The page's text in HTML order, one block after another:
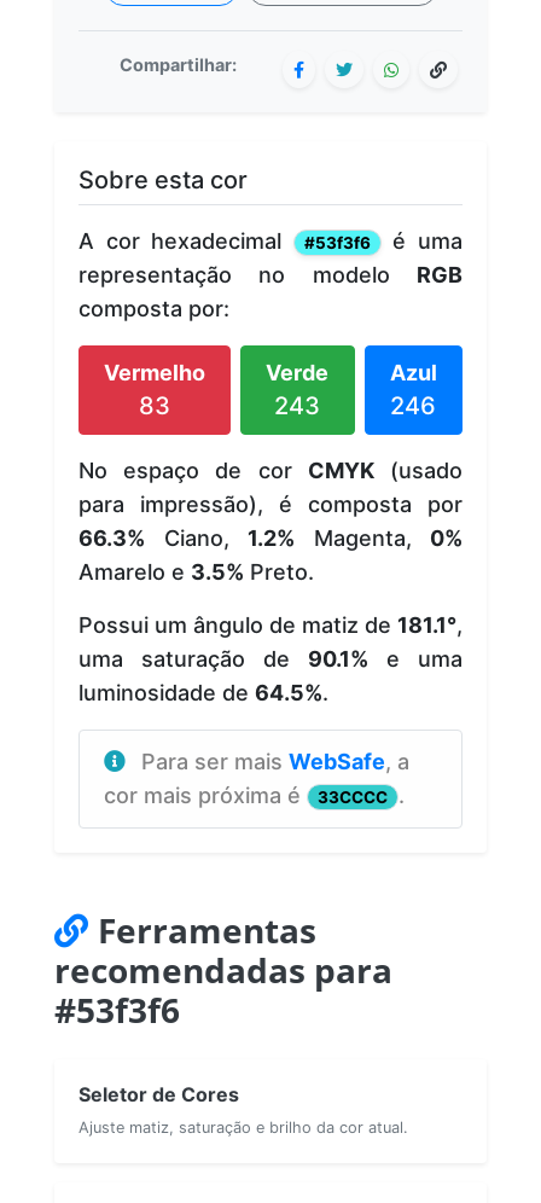
Compartilhar:
Sobre esta cor
A cor hexadecimal #53f3f6 é uma
representação no modelo RGB
composta por:
Vermelho
83
Verde
243
Azul
246
No espaço de cor CMYK(usado
para impressão), é composta por
66.3% Ciano, 1.2% Magenta, 0%
Amarelo e 3.5% Preto.
Possui um ângulo de matiz de 181.1°,
uma saturação de 90.1% e uma
luminosidade de 64.5%.
Para ser mais WebSafe, a
cor mais próxima é
33CCCC .
Ferramentas
recomendadas para
#53f3f6
Seletor de Cores
Ajuste matiz, saturação e brilho da cor atual.